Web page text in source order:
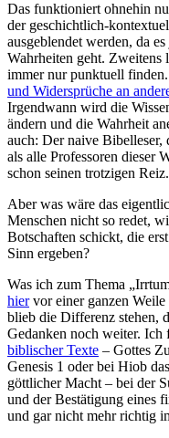
Das funktioniert ohnehin
der geschichtlich-
ausgeblendet werden, da
Wahrheiten geht. Zweitens
immer nur punktuell finden.
und Widersprüche an
Irgendwann wird die
ändern und die Wahrheit
auch: Der naive
als alle Professoren dieser
schon seinen trotzigen Reiz.
Aber was wäre das
Menschen nicht so redet,
Botschaften schickt, die
Sinn ergeben?
Was ich zum Thema
hiervor einer ganzen Weile
blieb die Differenz stehen,
Gedanken noch weiter. Ich
biblischer Texte – Gottes
Genesis 1 oder bei Hiob
göttlicher Macht – bei der
und der Bestätigung eines
und gar nicht mehr richtig